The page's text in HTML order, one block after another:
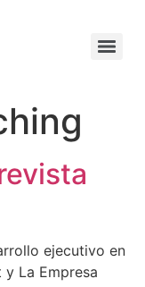
ejecutivo en
La Empresa